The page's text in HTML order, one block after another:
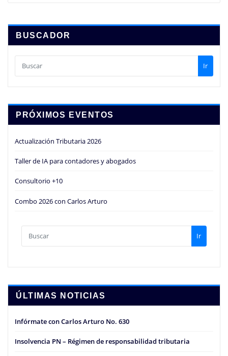
BUSCADOR
Ir
PRÓXIMOS EVENTOS
Actualización Tributaria 2026
Taller de IA para contadores y abogados
Consultorio +10
Combo 2026 con Carlos Arturo
Ir
ÚLTIMAS NOTICIAS
Infórmate con Carlos Arturo No. 630
Insolvencia PN – Régimen de responsabilidad tributaria